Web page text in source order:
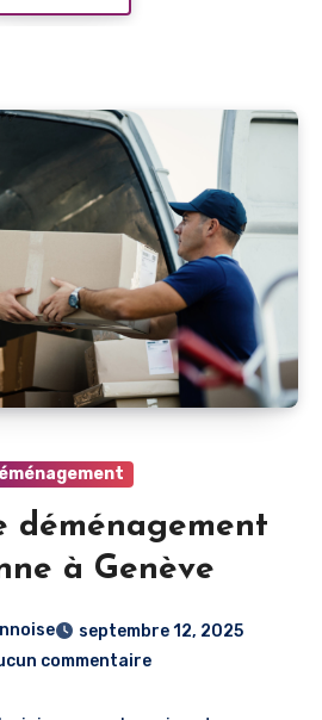
déménagement
à Genève
septembre 12, 2025
commentaire